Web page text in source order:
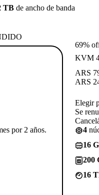
TB de ancho de banda
por 2 años.
69%
KVM
ARS
ARS
Elegir
Se
4
16
200
16